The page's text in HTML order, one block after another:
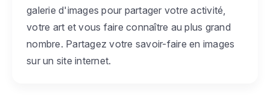
galerie d'images pour partager votre activité,
votre art et vous faire connaître au plus grand
nombre. Partagez votre savoir-faire en images
sur un site internet.